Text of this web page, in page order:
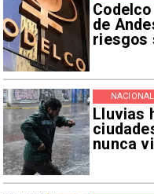
de
riesgos
Lluvias
nunca
NACIONAL